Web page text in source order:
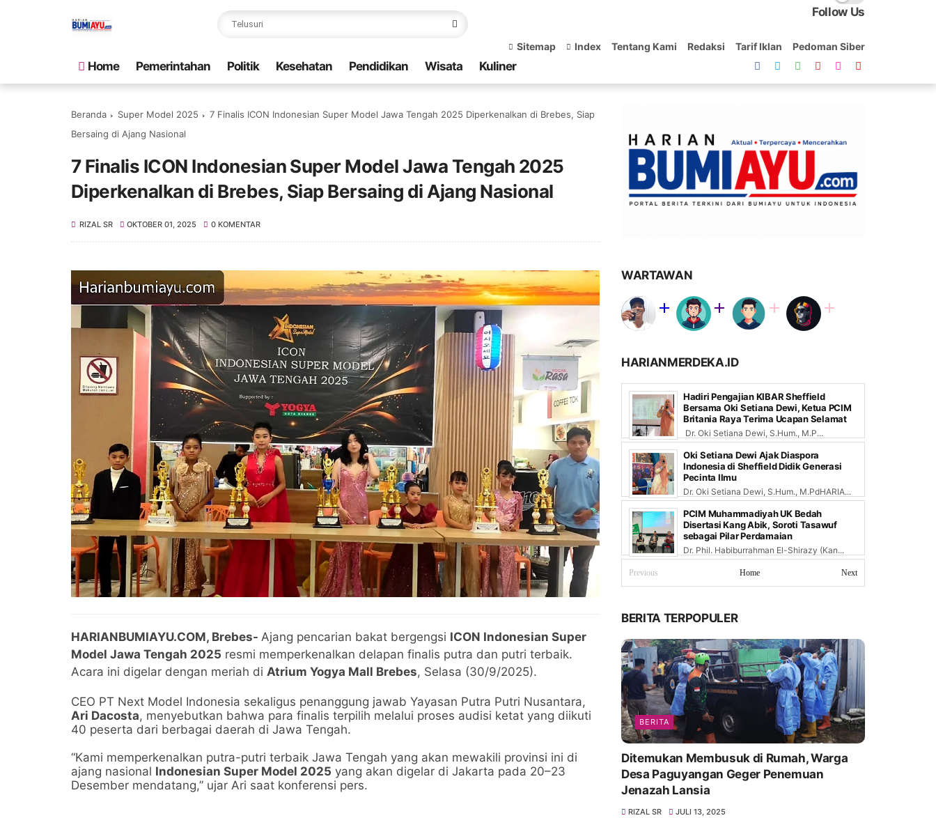
Follow Us
Sitemap Index Tentang Kami Redaksi Tarif Iklan Pedoman Siber
Home Pemerintahan Politik Kesehatan Pendidikan Wisata Kuliner
Beranda Super Model 2025
7 Finalis ICON Indonesian Super Model Jawa Tengah 2025 Diperkenalkan di Brebes, Siap
Bersaing di Ajang Nasional
7 Finalis ICON Indonesian Super Model Jawa Tengah 2025
Diperkenalkan di Brebes, Siap Bersaing di Ajang Nasional
RIZAL SR OKTOBER 01, 2025 0 KOMENTAR
HARIANBUMIAYU.COM, Brebes- Ajang pencarian bakat bergengsi ICON Indonesian Super
Model Jawa Tengah 2025 resmi memperkenalkan delapan finalis putra dan putri terbaik.
Acara ini digelar dengan meriah di Atrium Yogya Mall Brebes, Selasa (30/9/2025).
CEO PT Next Model Indonesia sekaligus penanggung jawab Yayasan Putra Putri Nusantara,
Ari Dacosta, menyebutkan bahwa para finalis terpilih melalui proses audisi ketat yang diikuti
40 peserta dari berbagai daerah di Jawa Tengah.
“Kami memperkenalkan putra-putri terbaik Jawa Tengah yang akan mewakili provinsi ini di
ajang nasional Indonesian Super Model 2025 yang akan digelar di Jakarta pada 20–23
Desember mendatang,” ujar Ari saat konferensi pers.
WARTAWAN
HARIANMERDEKA.ID
Hadiri Pengajian KIBAR Sheffield
Bersama Oki Setiana Dewi, Ketua PCIM
Britania Raya Terima Ucapan Selamat
Dr. Oki Setiana Dewi, S.Hum., M.P...
Oki Setiana Dewi Ajak Diaspora
Indonesia di Sheffield Didik Generasi
Pecinta Ilmu
Dr. Oki Setiana Dewi, S.Hum., M.PdHARIA...
PCIM Muhammadiyah UK Bedah
Disertasi Kang Abik, Soroti Tasawuf
sebagai Pilar Perdamaian
Dr. Phil. Habiburrahman El-Shirazy (Kan...
Previous Next
Home
BERITA TERPOPULER
BERITA
Ditemukan Membusuk di Rumah, Warga
Desa Paguyangan Geger Penemuan
Jenazah Lansia
RIZAL SR JULI 13, 2025